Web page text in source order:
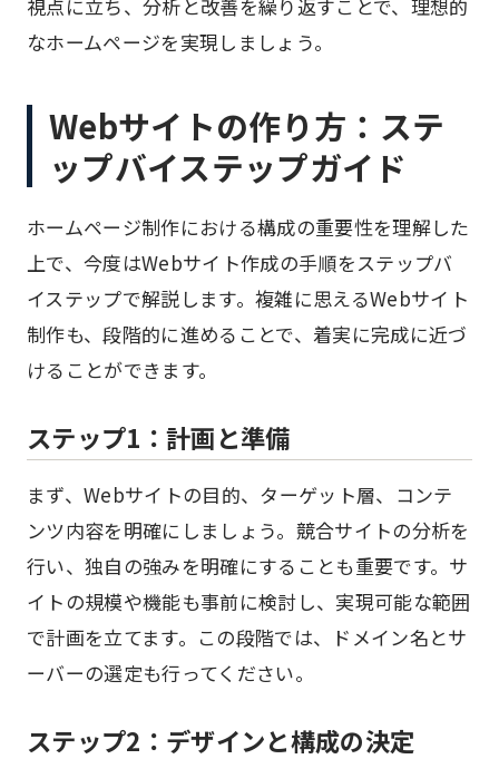
視点に立ち、分析と改善を繰り返すことで、理想的
なホームページを実現しましょう。
Webサイトの作り方：ステ
ップバイステップガイド
ホームページ制作における構成の重要性を理解した
上で、今度はWebサイト作成の手順をステップバ
イステップで解説します。複雑に思えるWebサイト
制作も、段階的に進めることで、着実に完成に近づ
けることができます。
ステップ1：計画と準備
まず、Webサイトの目的、ターゲット層、コンテ
ンツ内容を明確にしましょう。競合サイトの分析を
行い、独自の強みを明確にすることも重要です。サ
イトの規模や機能も事前に検討し、実現可能な範囲
で計画を立てます。この段階では、ドメイン名とサ
ーバーの選定も行ってください。
ステップ2：デザインと構成の決定